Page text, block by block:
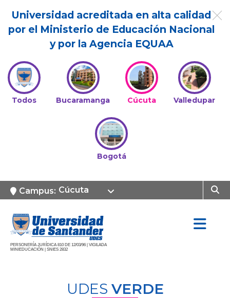
Universidad acreditada en alta calidad
por el Ministerio de Educación Nacional
y por la Agencia EQUAA
Todos Bucaramanga Cúcuta Valledupar
Bogotá
Campus: Cúcuta
PERSONERÍA JURÍDICA 810 DE 12/03/96 | VIGILADA
MINIEDUCACIÓN | SNIES 2832
UDES VERDE